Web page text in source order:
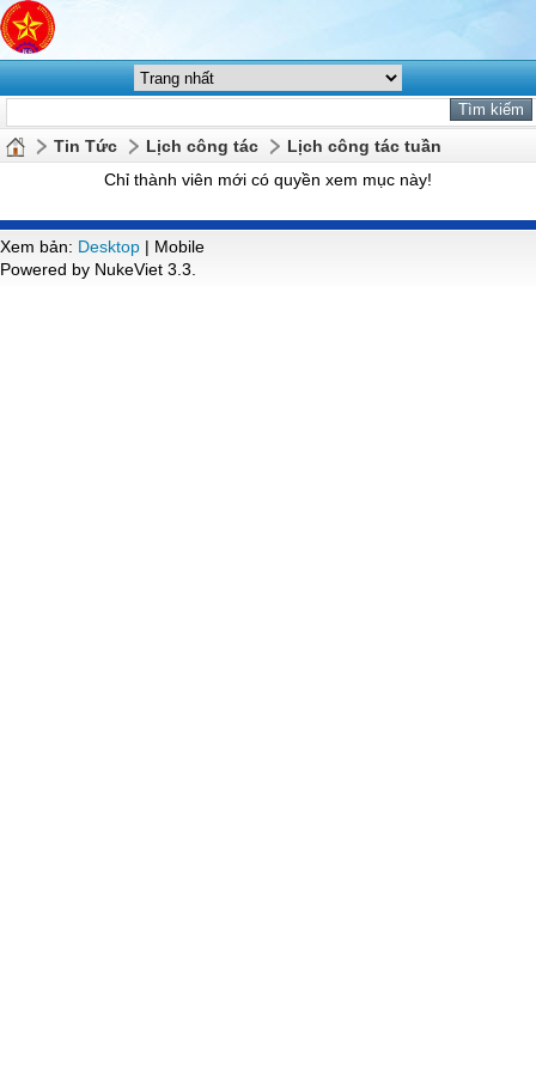
Tin Tức Lịch công tác
Lịch công tác tuần
Chỉ thành viên mới có quyền xem mục này!
Xem bản: Desktop | Mobile
Powered by NukeViet 3.3.